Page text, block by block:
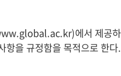
에서 제공
항을 규정함을 목적으로 한다.